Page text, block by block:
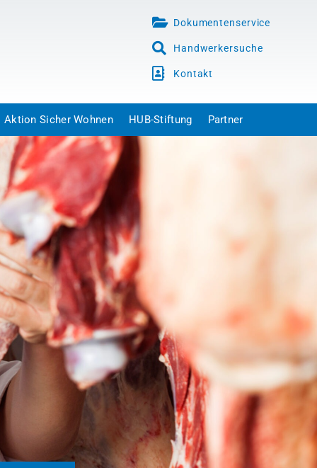
Dokumentenservice
Handwerkersuche
Kontakt
Aktion Sicher Wohnen HUB-Stiftung Partner